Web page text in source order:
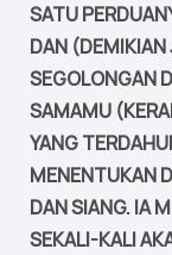
SATU
DAN (DEMIKIAN
SEGOLONGAN
SAMAMU
YANG
MENENTUKAN
DAN SIANG. IA
SEKALI-KALI